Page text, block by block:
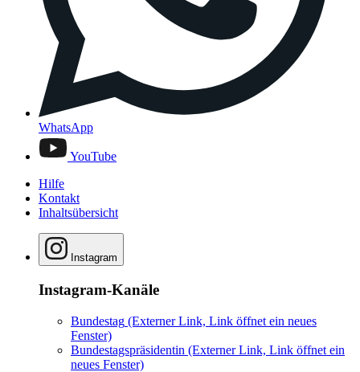
WhatsApp
YouTube
Hilfe
Kontakt
Inhaltsübersicht
Instagram
Instagram-Kanäle
Bundestag (Externer Link, Link öffnet ein neues
Fenster)
Bundestagspräsidentin (Externer Link, Link öffnet ein
neues Fenster)